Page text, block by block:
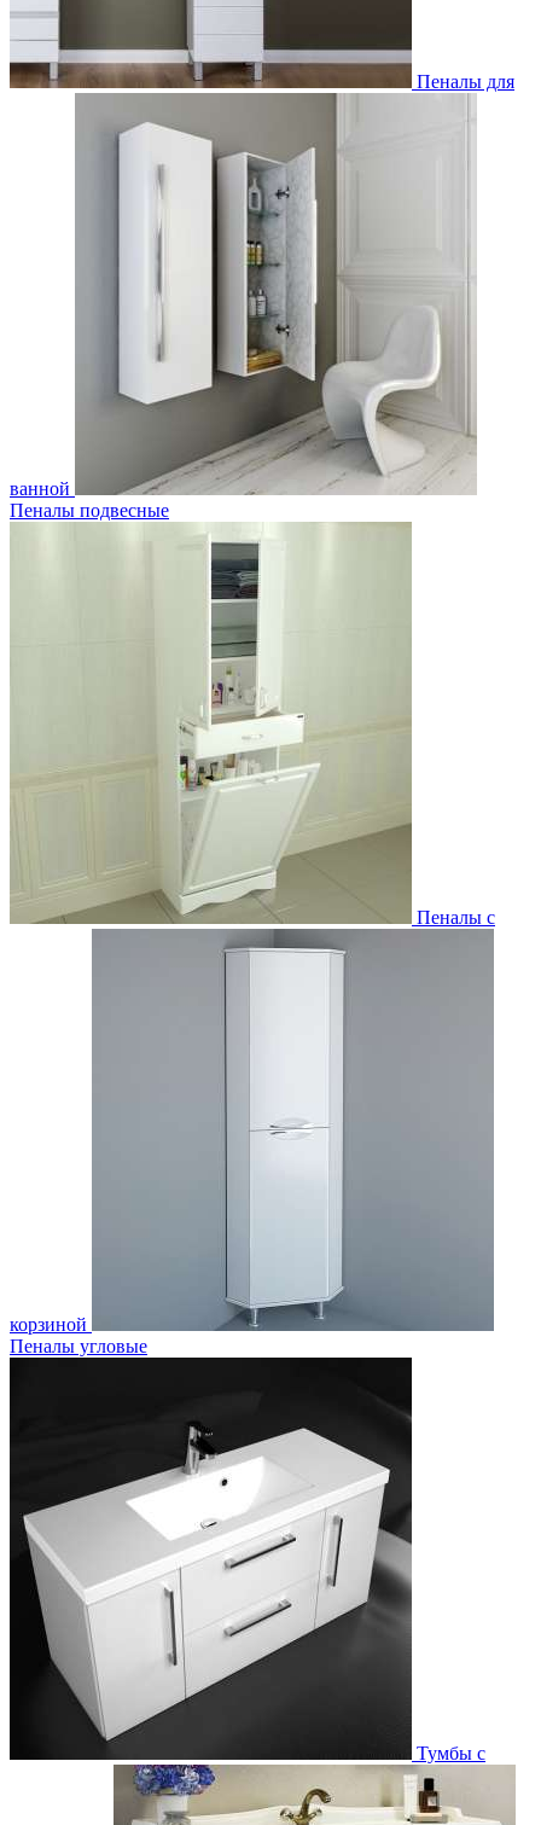
Пеналы для
ванной
Пеналы подвесные
Пеналы с
корзиной
Пеналы угловые
Тумбы с